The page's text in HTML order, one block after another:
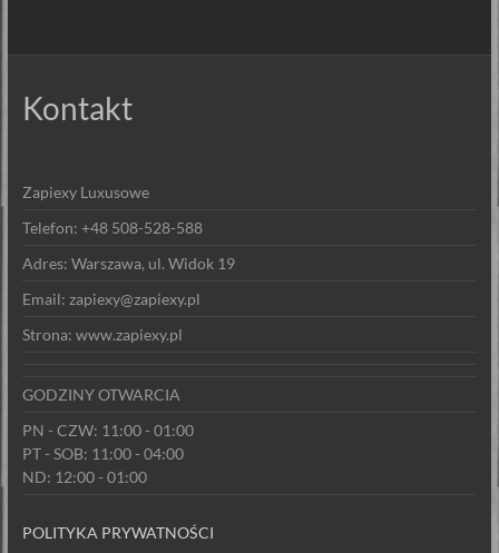
Kontakt
Zapiexy Luxusowe
Telefon: +48 508-528-588
Adres: Warszawa, ul. Widok 19
Email: zapiexy@zapiexy.pl
Strona: www.zapiexy.pl
GODZINY OTWARCIA
PN - CZW: 11:00 - 01:00
PT - SOB: 11:00 - 04:00
ND: 12:00 - 01:00
POLITYKA PRYWATNOŚCI